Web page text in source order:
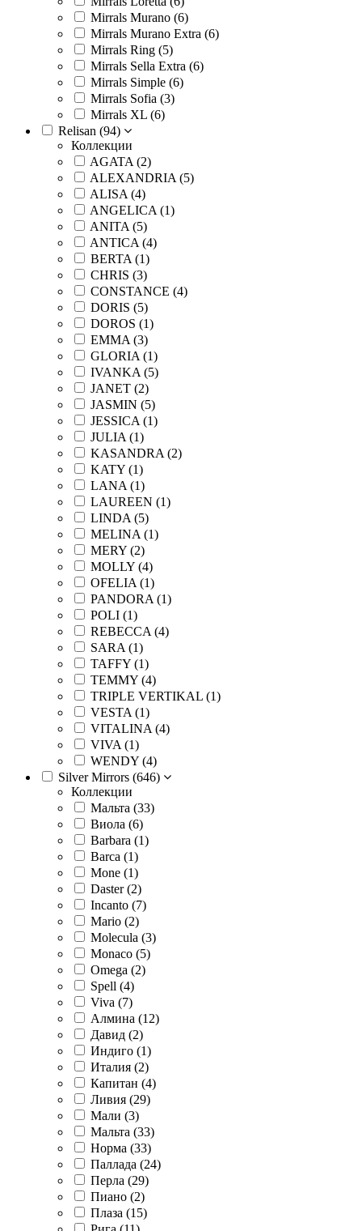
Mirrals Murano (6)
Mirrals Murano Extra (6)
Mirrals Ring (5)
Mirrals Sella Extra (6)
Mirrals Simple (6)
Mirrals Sofia (3)
Mirrals XL (6)
Relisan (94)
Коллекции
AGATA (2)
ALEXANDRIA (5)
ALISA (4)
ANGELICA (1)
ANITA (5)
ANTICA (4)
BERTA (1)
CHRIS (3)
CONSTANCE (4)
DORIS (5)
DOROS (1)
EMMA (3)
GLORIA (1)
IVANKA (5)
JANET (2)
JASMIN (5)
JESSICA (1)
JULIA (1)
KASANDRA (2)
KATY (1)
LANA (1)
LAUREEN (1)
LINDA (5)
MELINA (1)
MERY (2)
MOLLY (4)
OFELIA (1)
PANDORA (1)
POLI (1)
REBECCA (4)
SARA (1)
TAFFY (1)
TEMMY (4)
TRIPLE VERTIKAL (1)
VESTA (1)
VITALINA (4)
VIVA (1)
WENDY (4)
Silver Mirrors (646)
Коллекции
Мальта (33)
Виола (6)
Barbara (1)
Barca (1)
Mone (1)
Daster (2)
Incanto (7)
Mario (2)
Molecula (3)
Monaсo (5)
Omega (2)
Spell (4)
Viva (7)
Алмина (12)
Давид (2)
Индиго (1)
Италия (2)
Капитан (4)
Ливия (29)
Мали (3)
Мальта (33)
Норма (33)
Паллада (24)
Перла (29)
Пиано (2)
Плаза (15)